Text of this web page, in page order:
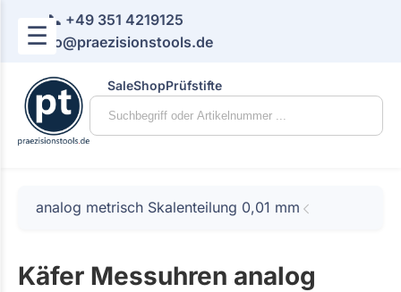
☰
📞 +49 351 4219125
📧 info@praezisionstools.de
SaleShopPrüfstifte
analog metrisch Skalenteilung 0,01 mm
Käfer Messuhren analog